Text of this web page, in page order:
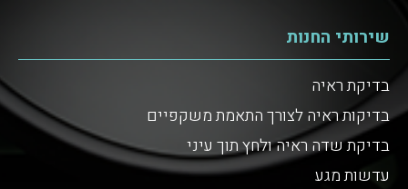
שירותי החנות
בדיקת ראיה
בדיקות ראיה לצורך התאמת משקפיים
בדיקת שדה ראיה ולחץ תוך עיני
עדשות מגע